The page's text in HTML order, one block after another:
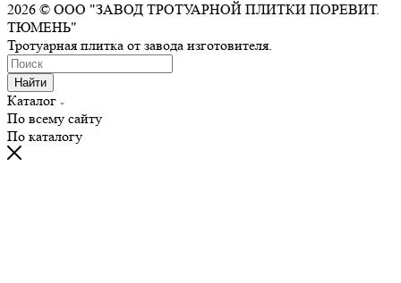
2026 © ООО "ЗАВОД ТРОТУАРНОЙ ПЛИТКИ ПОРЕВИТ.
ТЮМЕНЬ"
Тротуарная плитка от завода изготовителя.
Найти
Каталог
По всему сайту
По каталогу